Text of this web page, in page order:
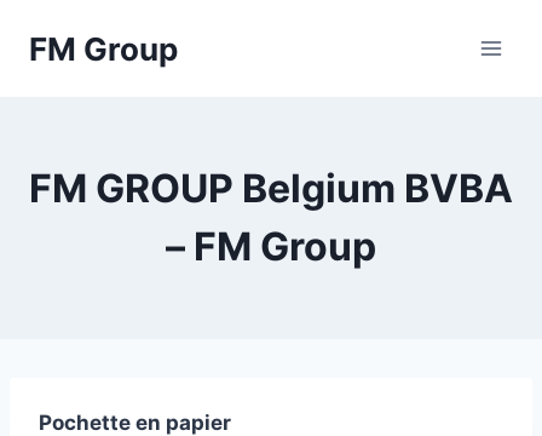
FM Group
FM GROUP Belgium BVBA
– FM Group
Pochette en papier